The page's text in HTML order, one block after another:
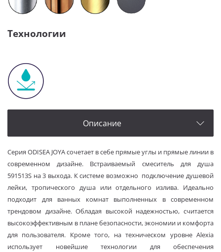
Технологии
Описание
Серия ODISEA JOYA сочетает в себе прямые углы и прямые линии в
современном дизайне. Встраиваемый смеситель для душа
591513S на 3 выхода. К системе возможно подключение душевой
лейки, тропического душа или отдельного излива. Идеально
подходит для ванных комнат выполненных в современном
трендовом дизайне. Обладая высокой надежностью, считается
высокоэффективным в плане безопасности, экономии и комфорта
для пользователя. Кроме того, на техническом уровне Alexia
использует новейшие технологии для обеспечения